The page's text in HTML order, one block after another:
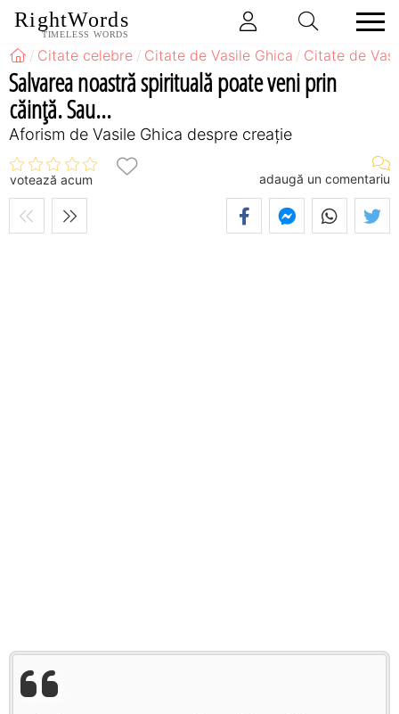
RightWords
TIMELESS WORDS
Citate celebre Citate de Vasile Ghica Citate de
Salvarea noastră spirituală poate veni prin
căinţă. Sau...
Aforism de Vasile Ghica despre creație
votează acum adaugă un comentariu